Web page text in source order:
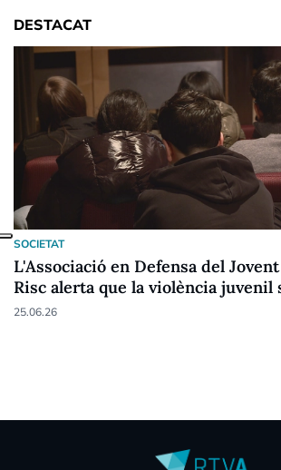
DESTACAT
SOCIETAT
L'Associació en Defensa del
Risc alerta que la violència juvenil
ignorant
25.06.26